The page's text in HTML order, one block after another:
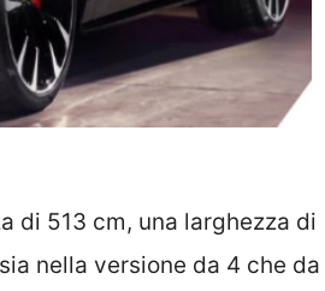
di 513 cm, una larghezza di
nella versione da 4 che da